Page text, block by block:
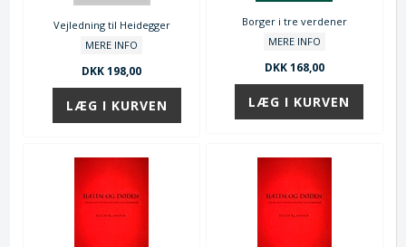
Vejledning til Heidegger
MERE INFO
DKK 198,00
Borger i tre verdener
MERE INFO
DKK 168,00